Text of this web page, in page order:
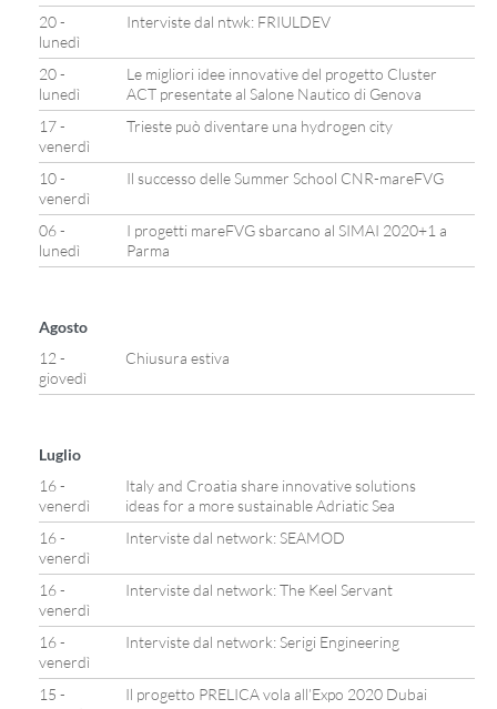
20 -
lunedì
Interviste dal ntwk: FRIULDEV
20 -
lunedì
Le migliori idee innovative del progetto Cluster
ACT presentate al Salone Nautico di Genova
17 -
venerdì
Trieste può diventare una hydrogen city
10 -
venerdì
Il successo delle Summer School CNR-mareFVG
06 -
lunedì
I progetti mareFVG sbarcano al SIMAI 2020+1 a
Parma
Agosto
12 -
giovedì
Chiusura estiva
Luglio
16 -
venerdì
Italy and Croatia share innovative solutions
ideas for a more sustainable Adriatic Sea
16 -
venerdì
Interviste dal network: SEAMOD
16 -
venerdì
Interviste dal network: The Keel Servant
16 -
venerdì
Interviste dal network: Serigi Engineering
15 -
Il progetto PRELICA vola all’Expo 2020 Dubai